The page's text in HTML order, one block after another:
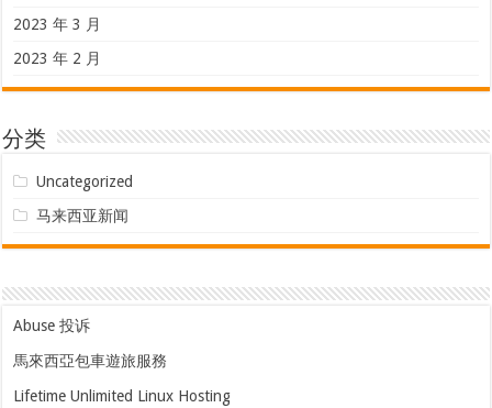
2023 年 3 月
2023 年 2 月
分类
Uncategorized
马来西亚新闻
Abuse 投诉
馬來西亞包車遊旅服務
Lifetime Unlimited Linux Hosting